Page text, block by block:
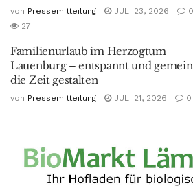
von Pressemitteilung JULI 23, 2026
0
27
Familienurlaub im Herzogtum
Lauenburg – entspannt und
die Zeit gestalten
von Pressemitteilung JULI 21, 2026 0